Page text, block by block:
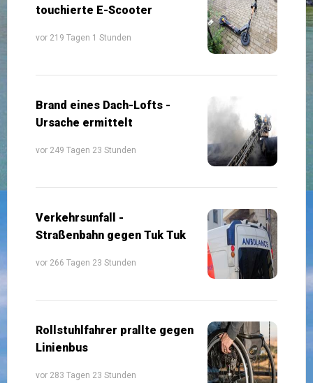
touchierte E-Scooter
vor 219 Tagen 1 Stunden
Brand eines Dach-Lofts -
Ursache ermittelt
vor 249 Tagen 23 Stunden
Verkehrsunfall -
Straßenbahn gegen Tuk Tuk
vor 266 Tagen 23 Stunden
Rollstuhlfahrer prallte gegen
Linienbus
vor 283 Tagen 23 Stunden